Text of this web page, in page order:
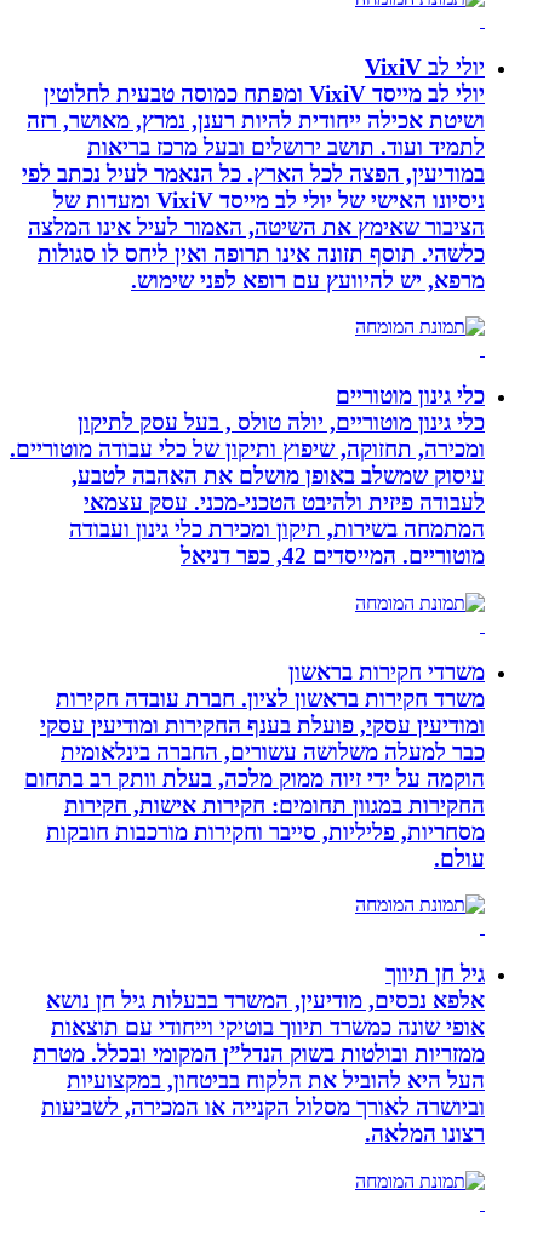
יולי לב VixiV
יולי לב מייסד VixiV ומפתח כמוסה טבעית לחלוטין
ושיטת אכילה ייחודית להיות רענן, נמרץ, מאושר, רזה
לתמיד ועוד. תושב ירושלים ובעל מרכז בריאות
במודיעין, הפצה לכל הארץ. כל הנאמר לעיל נכתב לפי
ניסיונו האישי של יולי לב מייסד VixiV ומעדות של
הציבור שאימץ את השיטה, האמור לעיל אינו המלצה
כלשהי. תוסף תזונה אינו תרופה ואין ליחס לו סגולות
מרפא, יש להיוועץ עם רופא לפני שימוש.
כלי גינון מוטוריים
כלי גינון מוטוריים, יולה טולס , בעל עסק לתיקון
ומכירה, תחזוקה, שיפוץ ותיקון של כלי עבודה מוטוריים.
עיסוק שמשלב באופן מושלם את האהבה לטבע,
לעבודה פיזית ולהיבט הטכני-מכני. עסק עצמאי
המתמחה בשירות, תיקון ומכירת כלי גינון ועבודה
מוטוריים. המייסדים 42, כפר דניאל
משרדי חקירות בראשון
משרד חקירות בראשון לציון. חברת עובדה חקירות
ומודיעין עסקי, פועלת בענף החקירות ומודיעין עסקי
כבר למעלה משלושה עשורים, החברה בינלאומית
הוקמה על ידי זיוה ממוק מלכה, בעלת וותק רב בתחום
החקירות במגוון תחומים: חקירות אישות, חקירות
מסחריות, פליליות, סייבר וחקירות מורכבות חובקות
עולם.
גיל חן תיווך
אלפא נכסים, מודיעין, המשרד בבעלות גיל חן נושא
אופי שונה כמשרד תיווך בוטיקי וייחודי עם תוצאות
ממזריות ובולטות בשוק הנדל”ן המקומי ובכלל. מטרת
העל היא להוביל את הלקוח בביטחון, במקצועיות
וביושרה לאורך מסלול הקנייה או המכירה, לשביעות
רצונו המלאה.